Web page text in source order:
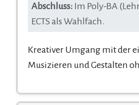
Abschluss: Im Poly-BA
ECTS als Wahlfach.
Kreativer Umgang mit der
Musizieren und Gestalten